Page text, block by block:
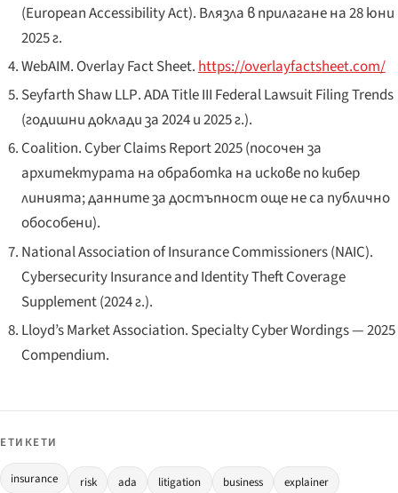
(European Accessibility Act). Влязла в прилагане на 28 юни
2025 г.
WebAIM. Overlay Fact Sheet.https://overlayfactsheet.com/
Seyfarth Shaw LLP.ADA Title III Federal Lawsuit Filing Trends
(годишни доклади за 2024 и 2025 г.).
Coalition. Cyber Claims Report 2025(посочен за
архитектурата на обработка на искове по кибер
линията; данните за достъпност още не са публично
обособени).
National Association of Insurance Commissioners(NAIC).
Cybersecurity Insurance and Identity Theft Coverage
Supplement(2024 г.).
Lloyd’s Market Association. Specialty Cyber Wordings — 2025
Compendium.
ЕТИКЕТИ
insurance risk ada litigation business explainer